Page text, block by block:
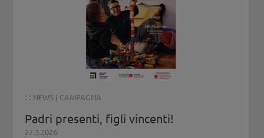
: : NEWS | CAMPAGNA
Padri presenti, figli vincenti!
27.3.2026